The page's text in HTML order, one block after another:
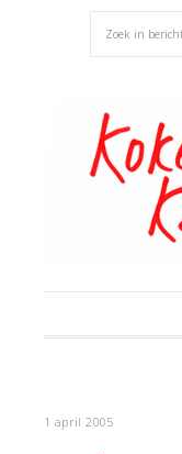
1 april 2005